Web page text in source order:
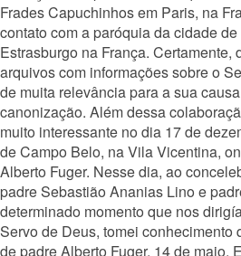
Frades Capuchinhos em Paris, na
contato com a paróquia da cidade
Estrasburgo na França. Certamente,
arquivos com informações sobre o
de muita relevância para a sua
canonização. Além dessa
muito interessante no dia 17 de
de Campo Belo, na Vila Vicentina,
Alberto Fuger. Nesse dia, ao
padre Sebastião Ananias Lino e
determinado momento que nos
Servo de Deus, tomei conhecimento
de padre Alberto Fuger, 14 de maio.